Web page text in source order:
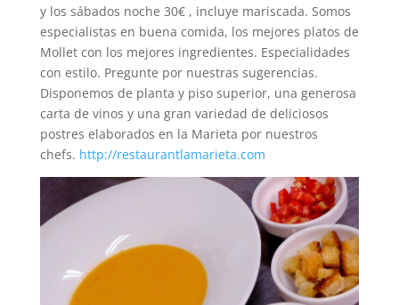
y los sábados noche 30€ , incluye mariscada. Somos
especialistas en buena comida, los mejores platos de
Mollet con los mejores ingredientes. Especialidades
con estilo. Pregunte por nuestras sugerencias.
Disponemos de planta y piso superior, una generosa
carta de vinos y una gran variedad de deliciosos
postres elaborados en la Marieta por nuestros
chefs. http://restaurantlamarieta.com